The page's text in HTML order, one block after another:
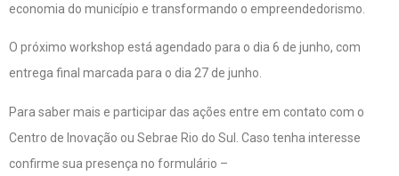
economia do município e transformando o empreendedorismo.
O próximo workshop está agendado para o dia 6 de junho, com
entrega final marcada para o dia 27 de junho.
Para saber mais e participar das ações entre em contato com o
Centro de Inovação ou Sebrae Rio do Sul. Caso tenha interesse
confirme sua presença no formulário –